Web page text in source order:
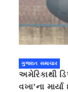
ગુજરાત સમાચાર
અમેરિકાથી
વખા’ના માર્યા